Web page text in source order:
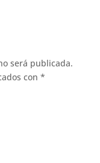
será publicada.
con *